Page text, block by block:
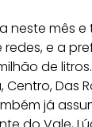
mês e
e a
de
Das
já